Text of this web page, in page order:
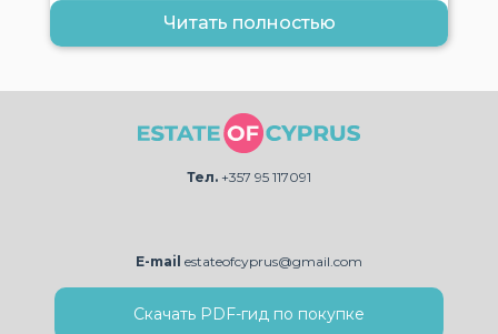
Читать полностью
Тел. +357 95 117091
E-mail estateofcyprus@gmail.com
Скачать PDF-гид по покупке